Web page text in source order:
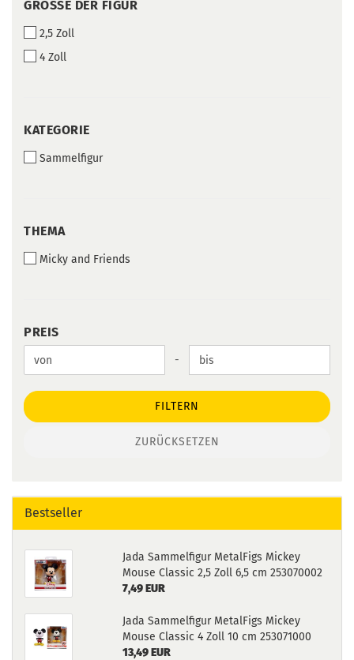
GRÖSSE D
IGUR
GRÖSSE DER FIGUR
2,5 Zoll
4 Zoll
KATEGORIE
KATEGORIE
Sammelfigur
THEMA
THEMA
Micky and Friends
PREIS
PREIS
Preis bis -
FILTERN
ZURÜCKSETZEN
Bestseller
Jada Sammelfigur MetalFigs Mickey
Mouse Classic 2,5 Zoll 6,5 cm 253070002
7,49 EUR
Jada Sammelfigur MetalFigs Mickey
Mouse Classic 4 Zoll 10 cm 253071000
13,49 EUR